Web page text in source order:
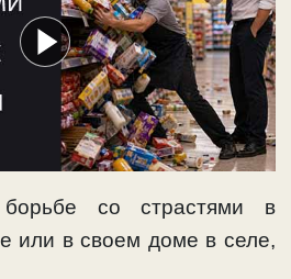
со страстями в
или в своем доме в селе,